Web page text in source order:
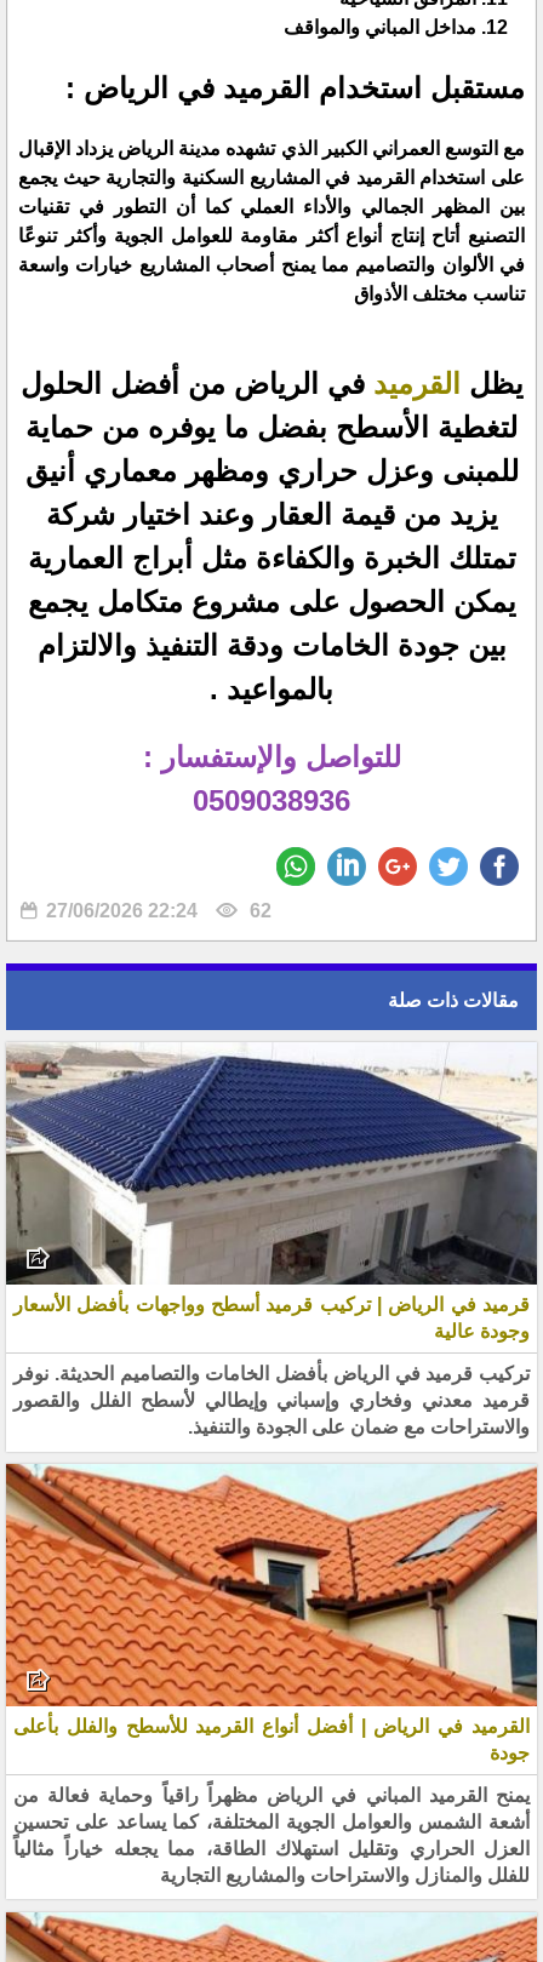
مداخل المباني والمواقف
مستقبل استخدام القرميد في الرياض :
مع التوسع العمراني الكبير الذي تشهده مدينة الرياض يزداد الإقبال
على استخدام القرميد في المشاريع السكنية والتجارية حيث يجمع
بين المظهر الجمالي والأداء العملي كما أن التطور في تقنيات
التصنيع أتاح إنتاج أنواع أكثر مقاومة للعوامل الجوية وأكثر تنوعًا
في الألوان والتصاميم مما يمنح أصحاب المشاريع خيارات واسعة
تناسب مختلف الأذواق
يظل القرميد في الرياض من أفضل الحلول
لتغطية الأسطح بفضل ما يوفره من حماية
للمبنى وعزل حراري ومظهر معماري أنيق
يزيد من قيمة العقار وعند اختيار شركة
تمتلك الخبرة والكفاءة مثل أبراج العمارية
يمكن الحصول على مشروع متكامل يجمع
بين جودة الخامات ودقة التنفيذ والالتزام
بالمواعيد .
للتواصل والإستفسار :
0509038936
27/06/2026 22:24 62
مقالات ذات صلة
قرميد في الرياض | تركيب قرميد أسطح وواجهات بأفضل الأسعار
وجودة عالية
تركيب قرميد في الرياض بأفضل الخامات والتصاميم الحديثة. نوفر
قرميد معدني وفخاري وإسباني وإيطالي لأسطح الفلل والقصور
والاستراحات مع ضمان على الجودة والتنفيذ.
القرميد في الرياض | أفضل أنواع القرميد للأسطح والفلل بأعلى
جودة
يمنح القرميد المباني في الرياض مظهراً راقياً وحماية فعالة من
أشعة الشمس والعوامل الجوية المختلفة، كما يساعد على تحسين
العزل الحراري وتقليل استهلاك الطاقة، مما يجعله خياراً مثالياً
للفلل والمنازل والاستراحات والمشاريع التجارية